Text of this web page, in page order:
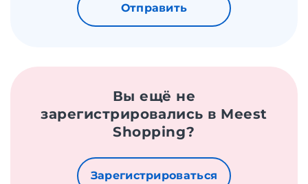
Отправить
Вы ещё не
зарегистрировались в Meest
Shopping?
Зарегистрироваться